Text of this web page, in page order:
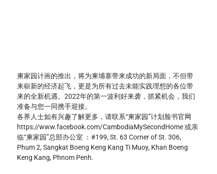
柬家园计画的推出，将为柬埔寨带来成功的新局面，不但带
来崭新的经济起飞，更是为所有过去未能实践理想的各位带
来的全新机遇。2022年的第一波利好来袭，抓紧机会，我们
准备与您一同携手迎接。
各界人士如有兴趣了解更多，请联系“柬家园”计划脸书官网
https://www.facebook.com/CambodiaMySecondHome 或亲
临“柬家园”总部办公室 ：#199, St. 63 Corner of St. 306,
Phum 2, Sangkat Boeng Keng Kang Ti Muoy, Khan Boeng
Keng Kang, Phnom Penh.